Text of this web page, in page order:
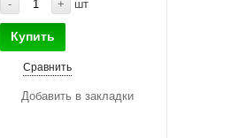
- + шт
Купить
Сравнить
Добавить в закладки